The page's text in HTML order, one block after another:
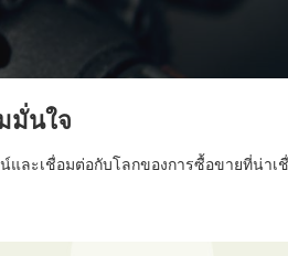
มั่นใจ
และเชื่อมต่อกับโลกของการซื้อขายที่น่าเ